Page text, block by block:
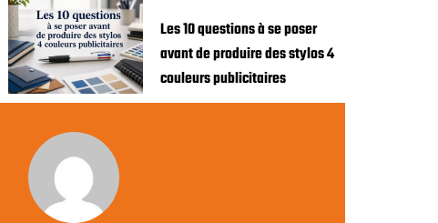
Les 10 questions à se poser
avant de produire des stylos 4
couleurs publicitaires